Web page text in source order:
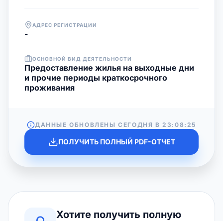
АДРЕС РЕГИСТРАЦИИ
-
ОСНОВНОЙ ВИД ДЕЯТЕЛЬНОСТИ
Предоставление жилья на выходные дни
и прочие периоды краткосрочного
проживания
ДАННЫЕ ОБНОВЛЕНЫ СЕГОДНЯ В23:08:25
ПОЛУЧИТЬ ПОЛНЫЙ PDF-ОТЧЕТ
Хотите получить полную